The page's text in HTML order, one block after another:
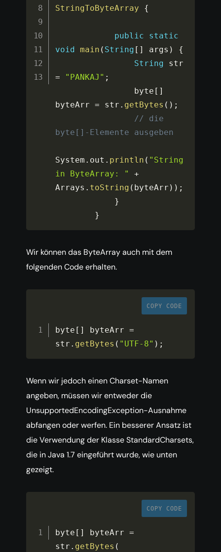
StringToByteArray
{
public
static
void
main ( String [ ] args )
{
String
=
"PANKAJ" ;
                byte
[ ]
byteArr = str . getBytes ( ) ;
// die
byte[]-Elemente ausgeben
System . out . println ( "String
in ByteArray: "
+
Arrays . toString ( byteArr ) ) ;
}
}
Wir können das ByteArray auch mit dem
folgenden Code erhalten.
COPY CODE
byte [ ] byteArr =
str . getBytes ( "UTF-8" ) ;
Wenn wir jedoch einen Charset-Namen
angeben, müssen wir entweder die
UnsupportedEncodingException-Ausnahme
abfangen oder werfen. Ein besserer Ansatz ist
die Verwendung der Klasse StandardCharsets,
die in Java 1.7 eingeführt wurde, wie unten
gezeigt.
COPY CODE
byte [ ] byteArr =
str . getBytes (